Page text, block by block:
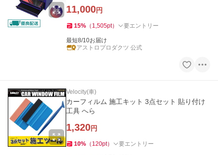
11,000円
15% （ 1,505pt） 要エントリー
最短8/10お届け
アストロプロダクツ 公式
Velocity(車)
カーフィルム 施工キット 3点セット 貼り付け
工具 へら
1,320円
10% （ 120pt） 要エントリー